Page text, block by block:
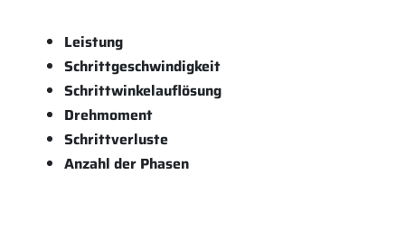
Leistung
Schrittgeschwindigkeit
Schrittwinkelauflösung
Drehmoment
Schrittverluste
Anzahl der Phasen